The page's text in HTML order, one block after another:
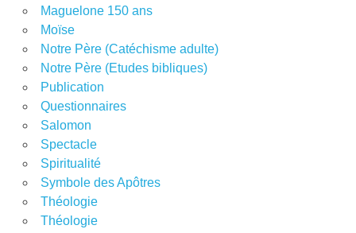
Maguelone 150 ans
Moïse
Notre Père (Catéchisme adulte)
Notre Père (Etudes bibliques)
Publication
Questionnaires
Salomon
Spectacle
Spiritualité
Symbole des Apôtres
Théologie
Théologie